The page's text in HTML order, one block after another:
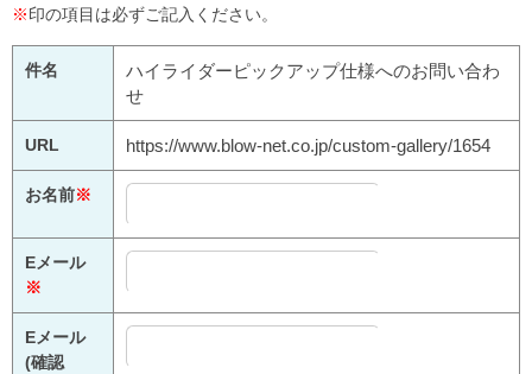
※印の項目は必ずご記入ください。
件名
ハイライダーピックアップ仕様へのお問い合わ
せ
URL https://www.blow-net.co.jp/custom-gallery/1654
お名前※
Eメール
※
Eメール
(確認